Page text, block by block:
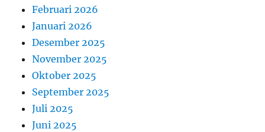
Februari 2026
Januari 2026
Desember 2025
November 2025
Oktober 2025
September 2025
Juli 2025
Juni 2025